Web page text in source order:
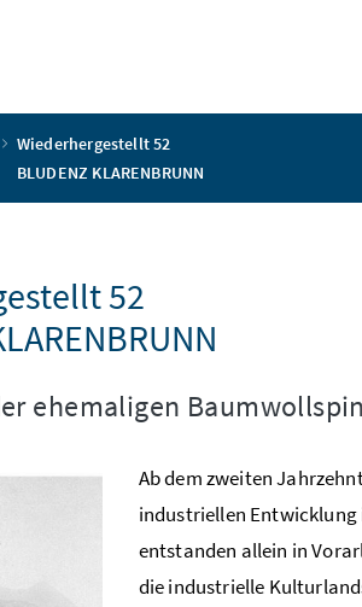
Wiederhergestellt 52
BLUDENZ KLARENBRUNN
52
ehemaligen
Ab dem zweiten
industriellen Entwicklung
entstanden allein in
die industrielle